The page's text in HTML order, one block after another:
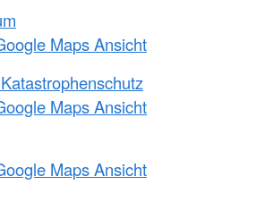
Maps Ansicht
Maps Ansicht
Maps Ansicht